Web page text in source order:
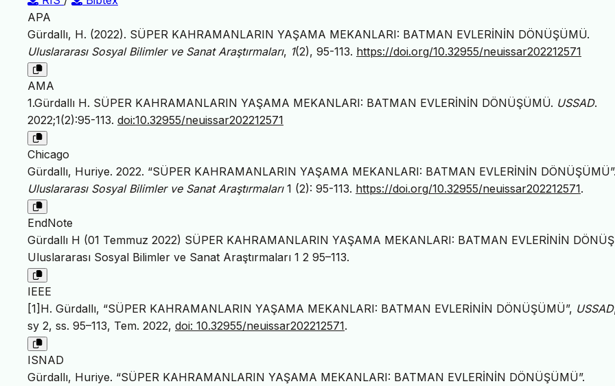
APA
Gürdallı, H. (2022). SÜPER KAHRAMANLARIN YAŞAMA MEKANLARI: BATMAN EVLERİNİN DÖNÜŞÜMÜ.
Uluslararası Sosyal Bilimler ve Sanat Araştırmaları, 1(2), 95-113. https://doi.org/10.32955/neuissar202212571
AMA
1.Gürdallı H. SÜPER KAHRAMANLARIN YAŞAMA MEKANLARI: BATMAN EVLERİNİN DÖNÜŞÜMÜ. USSAD.
2022;1(2):95-113. doi:10.32955/neuissar202212571
Chicago
Gürdallı, Huriye. 2022. “SÜPER KAHRAMANLARIN YAŞAMA MEKANLARI: BATMAN EVLERİNİN
Uluslararası Sosyal Bilimler ve Sanat Araştırmaları1 (2): 95-113. https://doi.org/10.32955/neuissar202212571.
EndNote
Gürdallı H (01 Temmuz 2022) SÜPER KAHRAMANLARIN YAŞAMA MEKANLARI: BATMAN EVLERİNİN
Uluslararası Sosyal Bilimler ve Sanat Araştırmaları 1 2 95–113.
IEEE
[1]H. Gürdallı, “SÜPER KAHRAMANLARIN YAŞAMA MEKANLARI: BATMAN EVLERİNİN DÖNÜŞÜMÜ”, USSAD
sy 2, ss. 95–113, Tem. 2022, doi: 10.32955/neuissar202212571.
ISNAD
Gürdallı, Huriye. “SÜPER KAHRAMANLARIN YAŞAMA MEKANLARI: BATMAN EVLERİNİN DÖNÜŞÜMÜ”.